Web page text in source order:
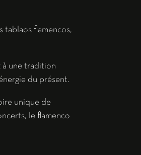
tablaos flamencos,
à une tradition
du présent.
unique de
le flamenco